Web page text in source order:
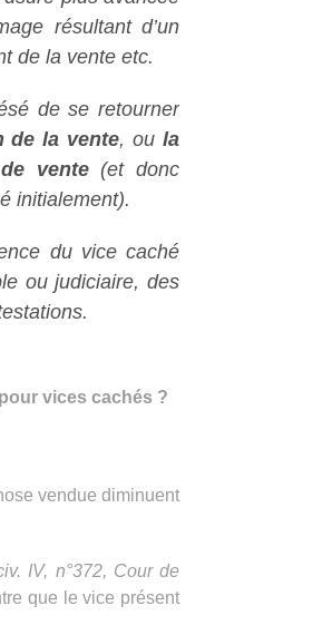
résultant d’un
de la vente etc.
de se retourner
de la vente, oula
vente(et donc
initialement).
du vice caché
ou judiciaire, des
vices cachés ?
vendue diminuent
IV, n°372, Cour de
que le vice présent